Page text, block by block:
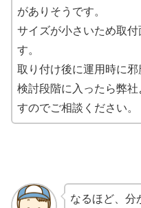
がありそうです。
サイズが小さいため取
す。
取り付け後に運用時に邪
検討段階に入ったら弊社
すのでご相談ください。
なるほど、分